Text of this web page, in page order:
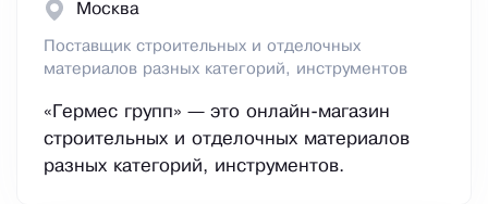
Москва
Поставщик строительных и отделочных
материалов разных категорий, инструментов
«Гермес групп» — это онлайн-магазин
строительных и отделочных материалов
разных категорий, инструментов.